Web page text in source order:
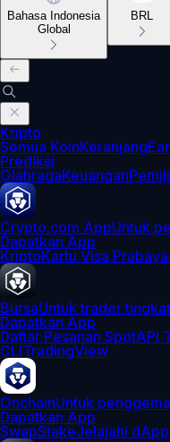
Bahasa Indonesia
Global
BRL
Kripto
Semua KoinKeranjang
Prediksi
OlahragaKeuangan
Crypto.com AppUntuk
Dapatkan App
KriptoKartu Visa
BursaUntuk trader
Dapatkan App
Daftar Pesanan SpotAPI
CLITradingView
OnchainUntuk
Dapatkan App
SwapStakeJelajahi